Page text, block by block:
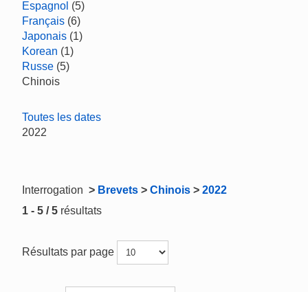
Espagnol (5)
Français (6)
Japonais (1)
Korean (1)
Russe (5)
Chinois
Toutes les dates
2022
Interrogation > Brevets > Chinois > 2022
1 - 5 / 5 résultats
Résultats par page